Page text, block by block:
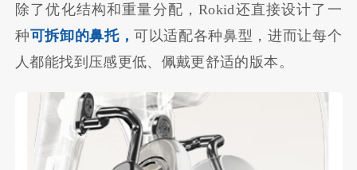
除了优化结构和重量分配，Rokid还直接设计了一
种可拆卸的鼻托，可以适配各种鼻型，进而让每个
人都能找到压感更低、佩戴更舒适的版本。